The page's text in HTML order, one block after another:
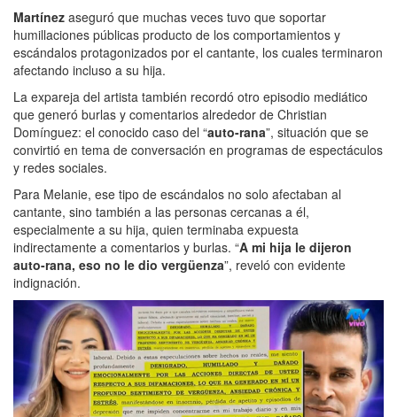
Martínez aseguró que muchas veces tuvo que soportar
humillaciones públicas producto de los comportamientos y
escándalos protagonizados por el cantante, los cuales terminaron
afectando incluso a su hija.
La expareja del artista también recordó otro episodio mediático
que generó burlas y comentarios alrededor de Christian
Domínguez: el conocido caso del “auto-rana”, situación que se
convirtió en tema de conversación en programas de espectáculos
y redes sociales.
Para Melanie, ese tipo de escándalos no solo afectaban al
cantante, sino también a las personas cercanas a él,
especialmente a su hija, quien terminaba expuesta
indirectamente a comentarios y burlas. “A mi hija le dijeron
auto-rana, eso no le dio vergüenza”, reveló con evidente
indignación.